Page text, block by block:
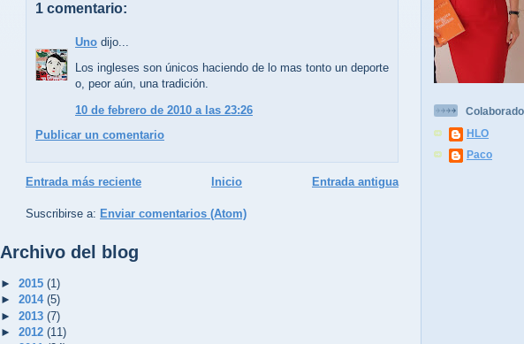
1 comentario:
Uno dijo...
Los ingleses son únicos haciendo de lo mas tonto un deporte
o, peor aún, una tradición.
10 de febrero de 2010 a las 23:26
Publicar un comentario
Entrada más reciente Entrada antigua
Inicio
Suscribirse a: Enviar comentarios (Atom)
Archivo del blog
► 2015 (1)
► 2014 (5)
► 2013 (7)
► 2012 (11)
HLO
Paco